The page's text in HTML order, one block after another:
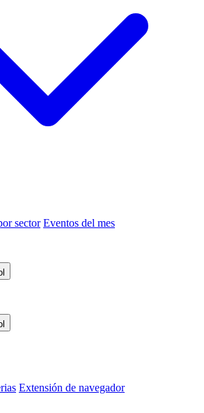
sector Eventos del mes
Extensión de navegador